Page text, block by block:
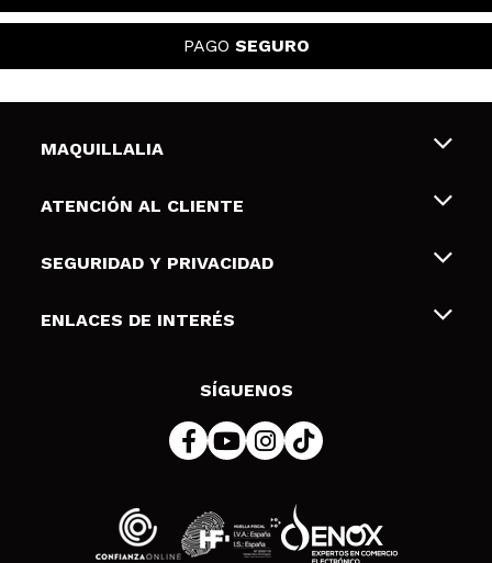
PAGO SEGURO
MAQUILLALIA
Sobre nosotros
Tarjetas de Regalo
ATENCIÓN AL CLIENTE
Envíos y devoluciones
Formas de pago
SEGURIDAD Y PRIVACIDAD
Terminos y condiciones de uso
Política de cookies
ENLACES DE INTERÉS
SÍGUENOS